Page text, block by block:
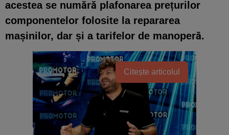
acestea se numără plafonarea prețurilor
componentelor folosite la repararea
mașinilor, dar și a tarifelor de manoperă.
Citește articolul